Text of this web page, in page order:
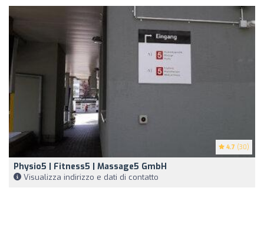
4.7 (30)
Physio5 | Fitness5 | Massage5 GmbH
Visualizza indirizzo e dati di contatto